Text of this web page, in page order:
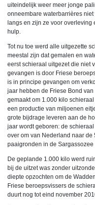
uiteindelijk weer meer jonge
onneembare waterbarrières
langs en zijn ze voor overleving
hulp.
Tot nu toe werd alle uitgezette
meestal zijn dat gemalen en
eerst schieraal uitgezet die niet
gevangen is door Friese
is in principe gevangen om
jaar hebben de Friese Bond
gemaakt om 1.000 kilo
een productie van miljoenen
grote bijdrage leveren aan de
jaar wordtgeboren: de
over om van Nederland naar
paaigronden in de Sargassozee
De geplande 1.000 kilo werd
bij de uitzet was zonder
diepte opzochten om de
Friese beroepsvissers de
duurt nog tot eind november